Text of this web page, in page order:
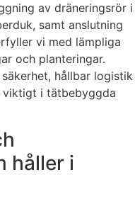
av dräneringsrör i
samt anslutning
vi med lämpliga
och planteringar.
hållbar logistik
viktigt i tätbebyggda
håller i